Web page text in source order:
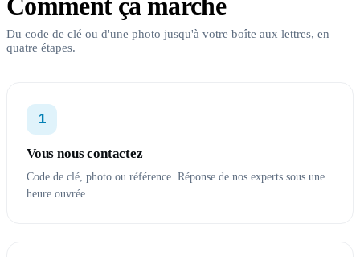
Du code de clé ou d'une photo jusqu'à votre boîte aux lettres, en
quatre étapes.
1
Vous nous contactez
Code de clé, photo ou référence. Réponse de nos experts sous une
heure ouvrée.